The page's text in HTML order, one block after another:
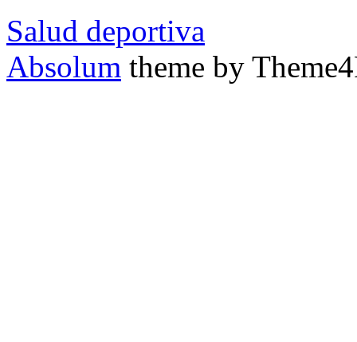
Salud deportiva
Absolum theme by